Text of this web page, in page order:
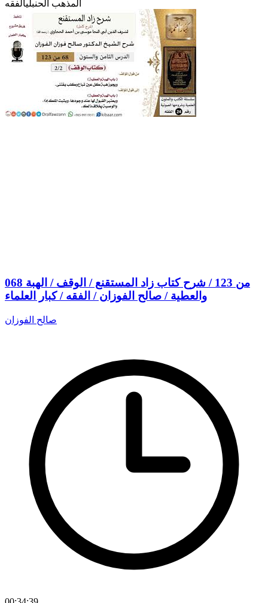
المذهب الحنبليالفقه
068 من 123 / شرح كتاب زاد المستقنع / الوقف / الهبة
والعطية / صالح الفوزان / الفقه / كبار العلماء
صالح الفوزان